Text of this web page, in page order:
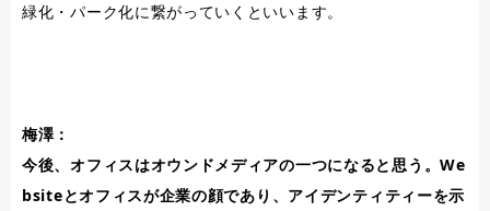
緑化・パーク化に繋がっていくといいます。
梅澤：
今後、オフィスはオウンドメディアの一つになると思う。We
bsiteとオフィスが企業の顔であり、アイデンティティーを示